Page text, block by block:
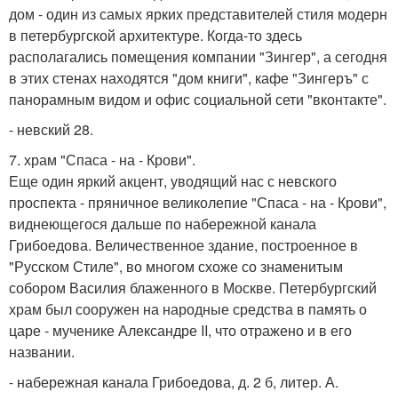
дом - один из самых ярких представителей стиля модерн
в петербургской архитектуре. Когда-то здесь
располагались помещения компании "Зингер", а сегодня
в этих стенах находятся "дом книги", кафе "Зингеръ" с
панорамным видом и офис социальной сети "вконтакте".
- невский 28.
7. храм "Спаса - на - Крови".
Еще один яркий акцент, уводящий нас с невского
проспекта - пряничное великолепие "Спаса - на - Крови",
виднеющегося дальше по набережной канала
Грибоедова. Величественное здание, построенное в
"Русском Стиле", во многом схоже со знаменитым
собором Василия блаженного в Москве. Петербургский
храм был сооружен на народные средства в память о
царе - мученике Александре II, что отражено и в его
названии.
- набережная канала Грибоедова, д. 2 б, литер. А.